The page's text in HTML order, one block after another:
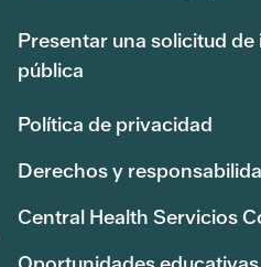
Presentar una solicitud
pública
Política de privacidad
Derechos y
Central Health Servicios